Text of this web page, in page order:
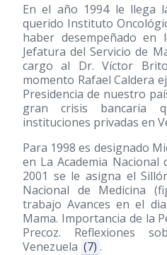
En el año 1994 le llega
querido Instituto
haber desempeñado
Jefatura del Servicio de
cargo al Dr. Víctor
momento Rafael Caldera
Presidencia de nuestro
gran crisis bancaria
instituciones privadas en
Para 1998 es designado
en La Academia
2001 se le asigna el
Nacional de Medicina
trabajo Avances en el
Mama. Importancia de la
Precoz. Reflexiones
Venezuela (7) .